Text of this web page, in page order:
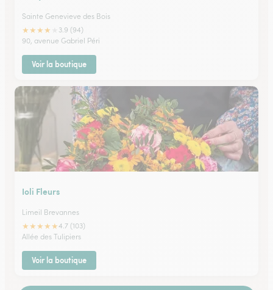
Sainte Genevieve des Bois
★★★★
3.9 (94)
90, avenue Gabriel Péri
Voir la boutique
Ioli Fleurs
Limeil Brevannes
★★★★★4.7 (103)
Allée des Tulipiers
Voir la boutique